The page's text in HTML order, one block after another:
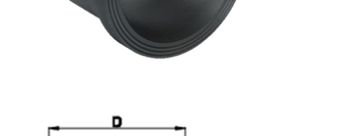
Отправить запрос
Сварная машина для сварки труб